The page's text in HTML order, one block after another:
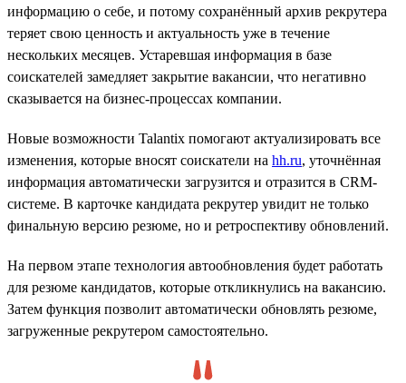
информацию о себе, и потому сохранённый архив рекрутера
теряет свою ценность и актуальность уже в течение
нескольких месяцев. Устаревшая информация в базе
соискателей замедляет закрытие вакансии, что негативно
сказывается на бизнес-процессах компании.
Новые возможности Talantix помогают актуализировать все
изменения, которые вносят соискатели на hh.ru, уточнённая
информация автоматически загрузится и отразится в CRM-
системе. В карточке кандидата рекрутер увидит не только
финальную версию резюме, но и ретроспективу обновлений.
На первом этапе технология автообновления будет работать
для резюме кандидатов, которые откликнулись на вакансию.
Затем функция позволит автоматически обновлять резюме,
загруженные рекрутером самостоятельно.